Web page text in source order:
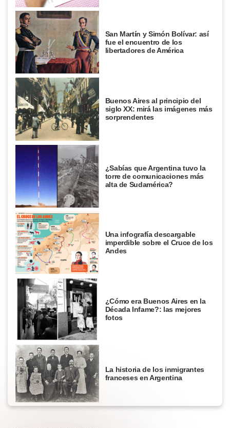
San Martín y Simón Bolívar: así
fue el encuentro de los
libertadores de América
Buenos Aires al principio del
siglo XX: mirá las imágenes más
sorprendentes
¿Sabías que Argentina tuvo la
torre de comunicaciones más
alta de Sudamérica?
Una infografía descargable
imperdible sobre el Cruce de los
Andes
¿Cómo era Buenos Aires en la
Década Infame?: las mejores
fotos
La historia de los inmigrantes
franceses en Argentina